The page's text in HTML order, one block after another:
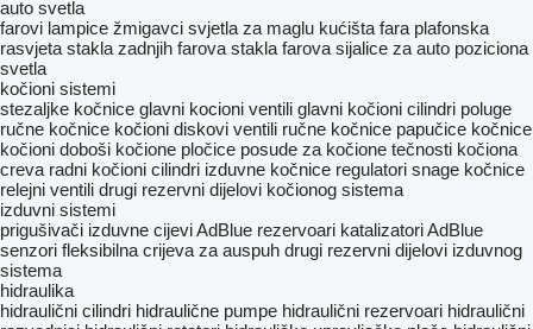
auto svetla
farovi lampice žmigavci svjetla za maglu kućišta fara plafonska
rasvjeta stakla zadnjih farova stakla farova sijalice za auto poziciona
svetla
kočioni sistemi
stezaljkе kočnice glavni kocioni ventili glavni kočioni cilindri poluge
ručne kočnice kočioni diskovi ventili ručne kočnice papučice kočnice
kočioni doboši kočione pločice posude za kočione tečnosti kočiona
creva radni kočioni cilindri izduvne kočnice regulatori snage kočnice
relejni ventili drugi rezervni dijelovi kočionog sistema
izduvni sistemi
prigušivači izduvne cijeviAdBlue rezervoari katalizatoriAdBlue
senzori fleksibilna crijeva za auspuh drugi rezervni dijelovi izduvnog
sistema
hidraulika
hidraulični cilindri hidraulične pumpe hidraulični rezervoari hidraulični